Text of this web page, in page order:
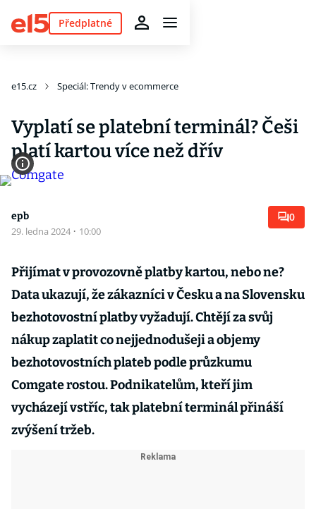
Předplatné
e15.cz Speciál: Trendy v ecommerce
Vyplatí se platební terminál? Češi
platí kartou více než dřív
epb
29. ledna 2024 · 10:00
0
Přijímat v provozovně platby kartou, nebo ne?
Data ukazují, že zákazníci v Česku a na Slovensku
bezhotovostní platby vyžadují. Chtějí za svůj
nákup zaplatit co nejjednodušeji a objemy
bezhotovostních plateb podle průzkumu
Comgate rostou. Podnikatelům, kteří jim
vycházejí vstříc, tak platební terminál přináší
zvýšení tržeb.